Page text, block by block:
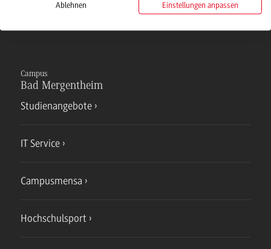
Campus
Bad Mergentheim
Studienangebote
IT Service
Campusmensa
Hochschulsport
Ablehnen Einstellungen anpassen